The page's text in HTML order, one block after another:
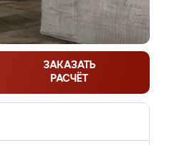
ЗАКАЗАТЬ
РАСЧЁТ